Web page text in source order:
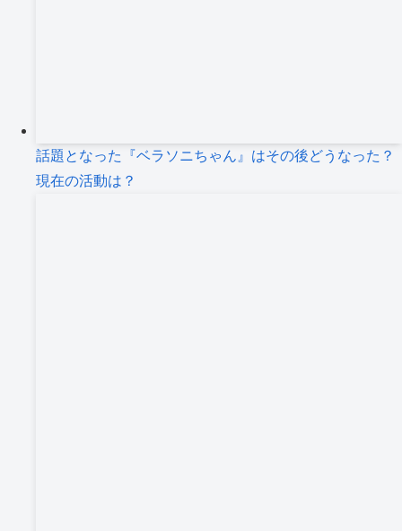
話題となった『ベラソニちゃん』はその後どうなった？
現在の活動は？